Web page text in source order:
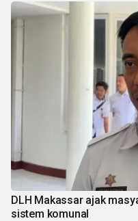
DLH Makassar ajak
sistem komunal